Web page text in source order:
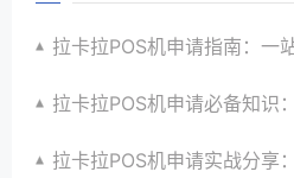
拉卡拉POS机申请指南：一站式解决商户
拉卡拉POS机申请必备知识：全面了解
拉卡拉POS机申请实战分享：如何借助支付